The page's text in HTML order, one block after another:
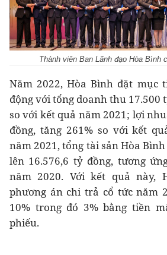
Thành viên Ban Lãnh đạo Hòa Bình
Năm 2022, Hòa Bình đặt mục
động với tổng doanh thu 17.500
so với kết quả năm 2021; lợi
đồng, tăng 261% so với kết
năm 2021, tổng tài sản Hòa
lên 16.576,6 tỷ đồng, tương
năm 2020. Với kết quả này,
phương án chi trả cổ tức năm
10% trong đó 3% bằng tiền
phiếu.